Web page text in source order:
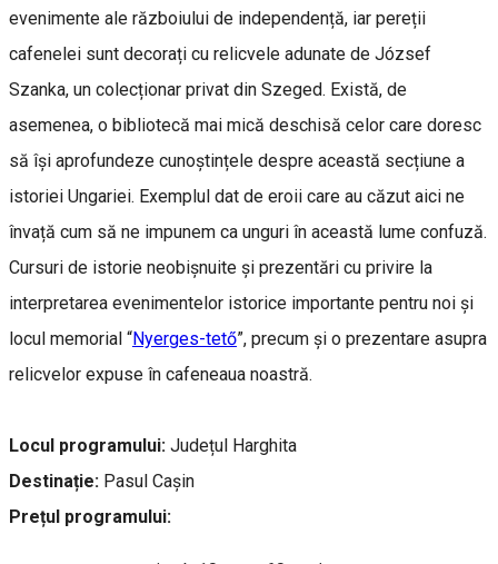
evenimente ale războiului de independență, iar pereții
cafenelei sunt decorați cu relicvele adunate de József
Szanka, un colecționar privat din Szeged. Există, de
asemenea, o bibliotecă mai mică deschisă celor care doresc
să își aprofundeze cunoștințele despre această secțiune a
istoriei Ungariei. Exemplul dat de eroii care au căzut aici ne
învață cum să ne impunem ca unguri în această lume confuză.
Cursuri de istorie neobișnuite și prezentări cu privire la
interpretarea evenimentelor istorice importante pentru noi și
locul memorial “Nyerges-tető”, precum și o prezentare asupra
relicvelor expuse în cafeneaua noastră.
Locul programului: Județul Harghita
Destinație: Pasul Cașin
Prețul programului: